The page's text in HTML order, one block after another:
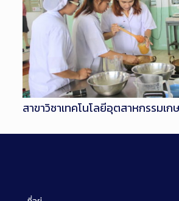
สาขาวิชาเทคโนโลยีอุตสาหกรรมเก